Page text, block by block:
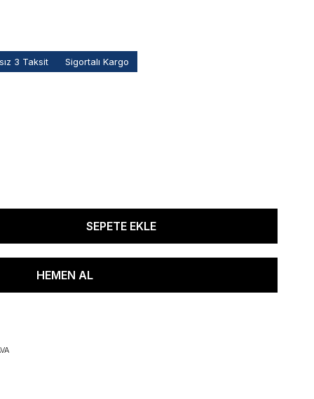
3 Taksit Sigortalı Kargo